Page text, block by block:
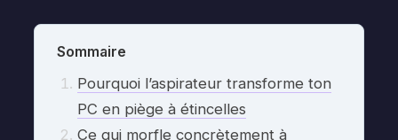
Sommaire
Pourquoi l’aspirateur transforme ton
PC en piège à étincelles
Ce qui morfle concrètement à